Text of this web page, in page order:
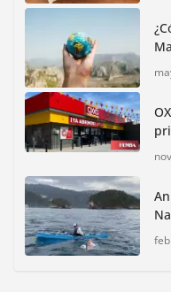
reactivar la zona
junio 4, 2026
Rompe CDMX
lidera la biodiversidad
mayo 18, 2026